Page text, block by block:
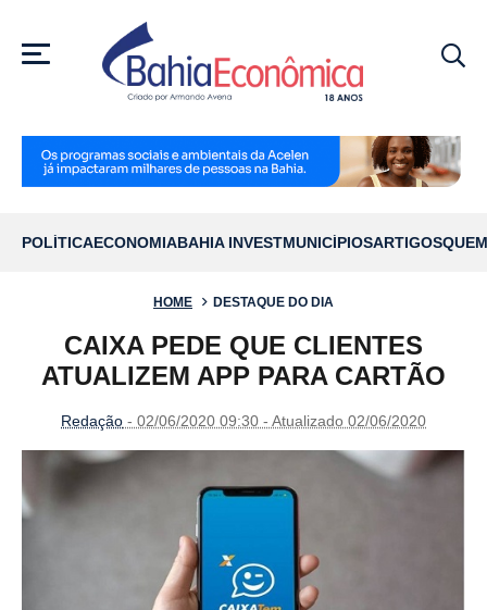
MENU
POLÍTICAECONOMIABAHIA INVESTMUNICÍPIOSARTIGOS
HOME DESTAQUE DO DIA
CAIXA PEDE QUE CLIENTES
ATUALIZEM APP PARA CARTÃO
Redação - 02/06/2020 09:30 - Atualizado 02/06/2020